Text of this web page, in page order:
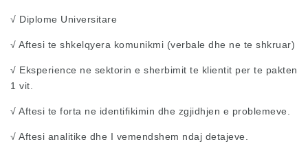
√ Diplome Universitare
√ Aftesi te shkelqyera komunikmi (verbale dhe ne te shkruar)
√ Eksperience ne sektorin e sherbimit te klientit per te pakten
1 vit.
√ Aftesi te forta ne identifikimin dhe zgjidhjen e problemeve.
√ Aftesi analitike dhe I vemendshem ndaj detajeve.